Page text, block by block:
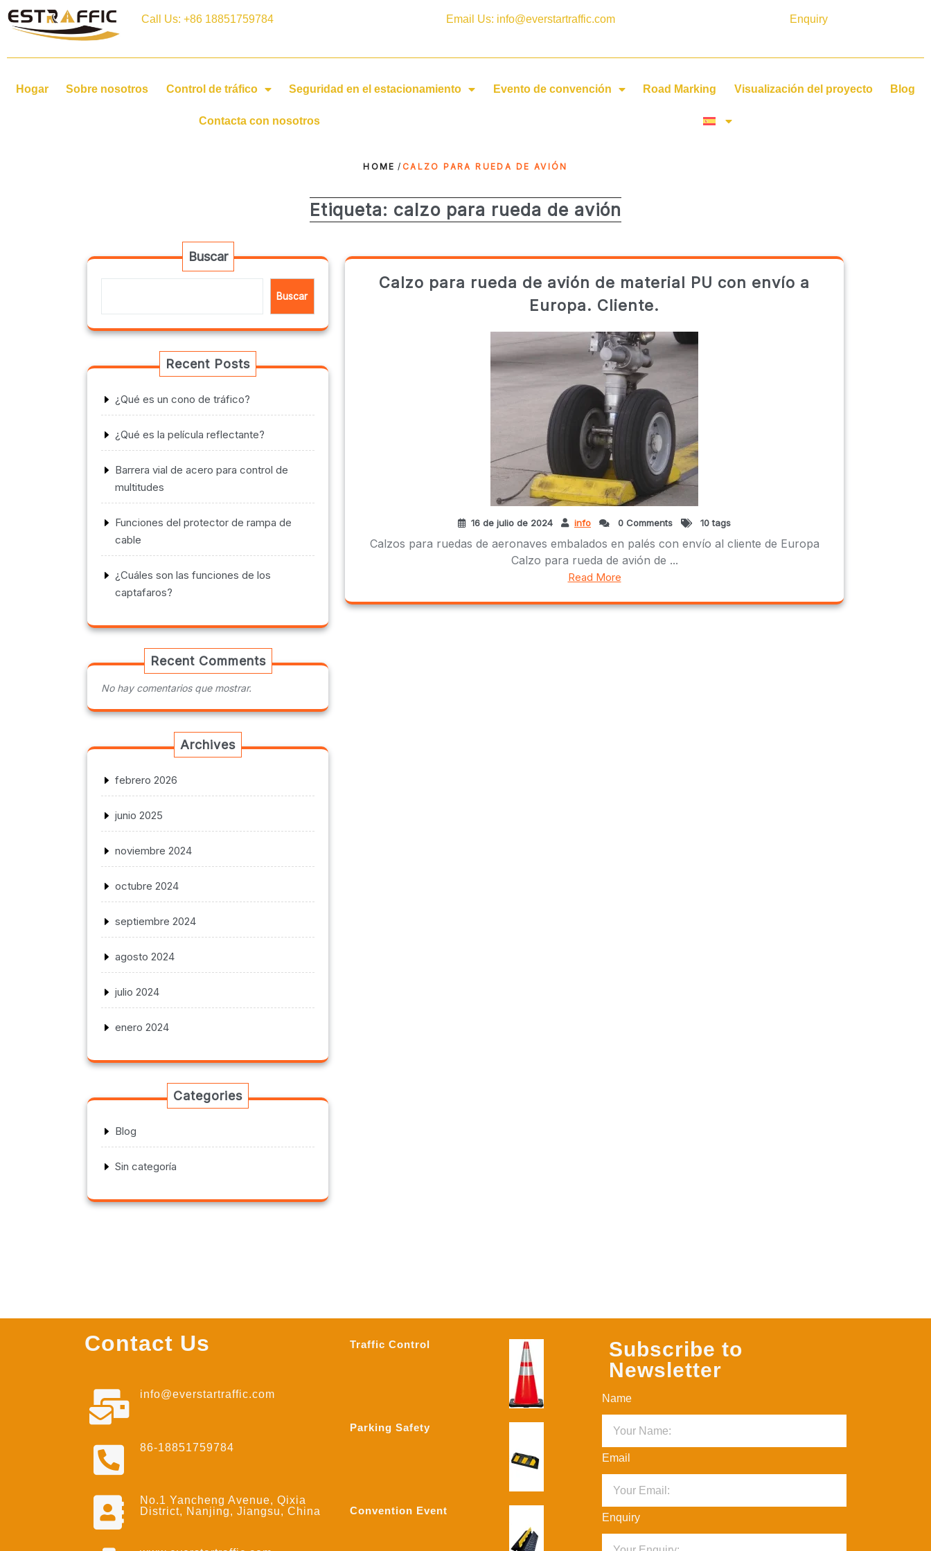
Call Us: +86 18851759784 Email Us: info@everstartraffic.com Enquiry
Hogar Sobre nosotros Control de tráfico Seguridad en el estacionamiento Evento de convención Road Marking Visualización del proyecto Blog
Contacta con nosotros
HOME / CALZO PARA RUEDA DE AVIÓN
Etiqueta: calzo para rueda de avión
Buscar
Buscar
Recent Posts
¿Qué es un cono de tráfico?
¿Qué es la película reflectante?
Barrera vial de acero para control de
multitudes
Funciones del protector de rampa de
cable
¿Cuáles son las funciones de los
captafaros?
Recent Comments
No hay comentarios que mostrar.
Archives
febrero 2026
junio 2025
noviembre 2024
octubre 2024
septiembre 2024
agosto 2024
julio 2024
enero 2024
Categories
Blog
Sin categoría
Calzo para rueda de avión de material PU con envío a
Europa. Cliente.
16 de julio de 2024 info 0 Comments 10 tags
Calzos para ruedas de aeronaves embalados en palés con envío al cliente de Europa
Calzo para rueda de avión de ...
Read More
Contact Us
info@everstartraffic.com
86-18851759784
No.1 Yancheng Avenue, Qixia
District, Nanjing, Jiangsu, China
Traffic Control
Parking Safety
Convention Event
Subscribe to
Newsletter
Name
Email
Enquiry